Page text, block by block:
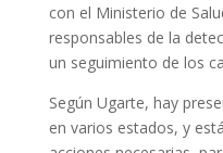
con el Ministerio de
responsables de la
un seguimiento de los
Según Ugarte, hay
en varios estados, y